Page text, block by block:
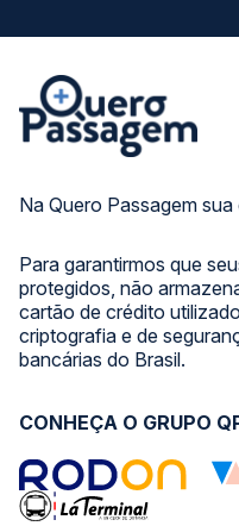
Na Quero Passagem
Para garantirmos que
protegidos, não
cartão de crédito
criptografia e de
bancárias do Brasil.
CONHEÇA O GRUPO